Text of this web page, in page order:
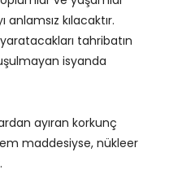
kılacaktır.
yaratacakları tahribatın
isyanda
ayıran korkunç
maddesiyse, nükleer